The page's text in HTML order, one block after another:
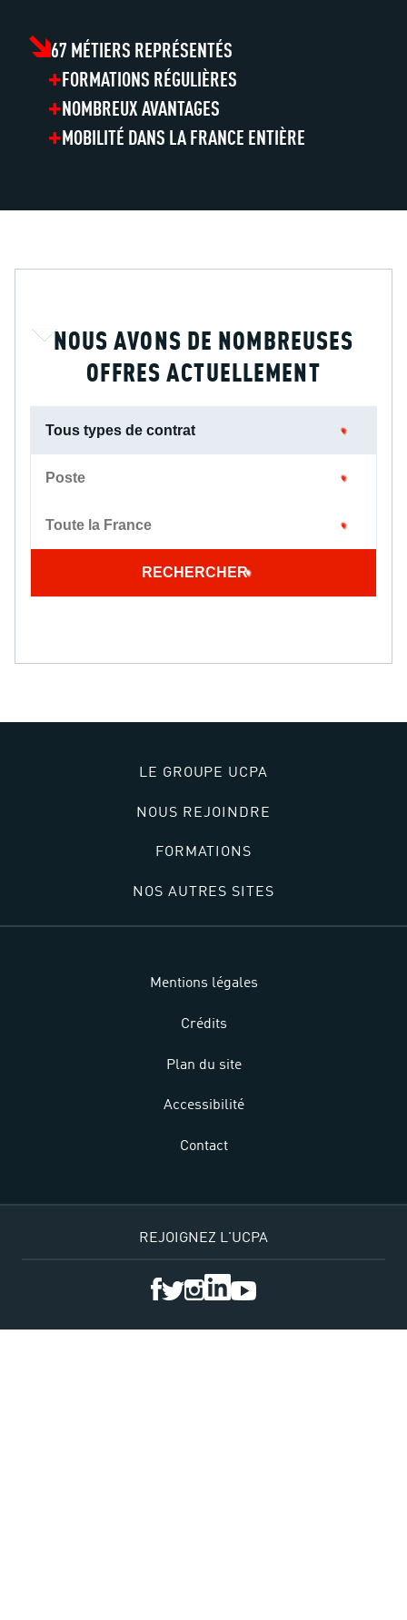
67 MÉTIERS REPRÉSENTÉS
FORMATIONS RÉGULIÈRES
NOMBREUX AVANTAGES
MOBILITÉ DANS LA FRANCE ENTIÈRE
NOUS AVONS DE NOMBREUSES
OFFRES ACTUELLEMENT
Tous types de contrat
Poste
Toute la France
RECHERCHER
LE GROUPE UCPA
NOUS REJOINDRE
FORMATIONS
NOS AUTRES SITES
Mentions légales
Crédits
Plan du site
Accessibilité
Contact
REJOIGNEZ L'UCPA